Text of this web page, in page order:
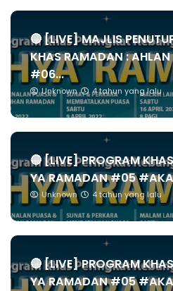
🔴 [LIVE] MAJLIS
KHAS RAMADAN :
#06...
Unknown 4 tahun yang lalu
🔴 [LIVE] PROGRAM
YA RAMADAN #05
Unknown 4 tahun yang lalu
🔴 [LIVE] PROGRAM
YA RAMADAN #05